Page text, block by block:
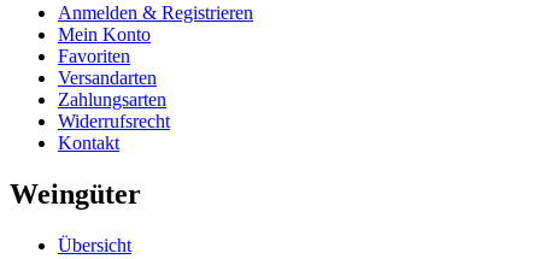
Anmelden & Registrieren
Mein Konto
Favoriten
Versandarten
Zahlungsarten
Widerrufsrecht
Kontakt
Weingüter
Übersicht